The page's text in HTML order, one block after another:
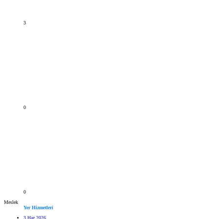
3
0
0
Meslek
Yer Hizmetleri
3 Haz 2026